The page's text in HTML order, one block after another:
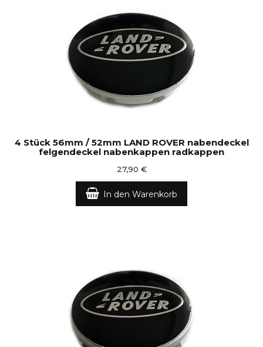
4 Stück 56mm / 52mm LAND ROVER nabendeckel
felgendeckel nabenkappen radkappen
27,90 €
In den Warenkorb